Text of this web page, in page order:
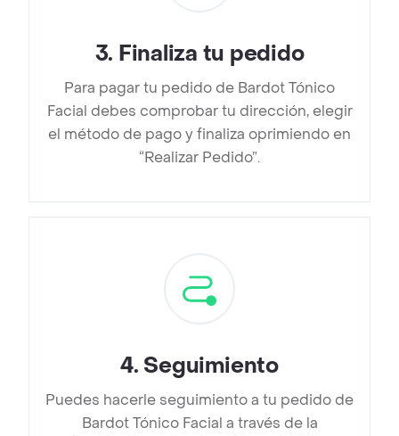
3. Finaliza tu pedido
Para pagar tu pedido de Bardot Tónico
Facial debes comprobar tu dirección, elegir
el método de pago y finaliza oprimiendo en
“Realizar Pedido”.
4. Seguimiento
Puedes hacerle seguimiento a tu pedido de
Bardot Tónico Facial a través de la